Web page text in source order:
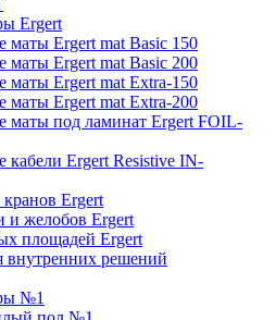
Ergert
маты Ergert mat Basic 150
маты Ergert mat Basic 200
маты Ergert mat Extra-150
маты Ergert mat Extra-200
маты под ламинат Ergert FOIL-
кабели Ergert Resistive IN-
Ergert
и желобов Ergert
площадей Ergert
внутренних решений
№1